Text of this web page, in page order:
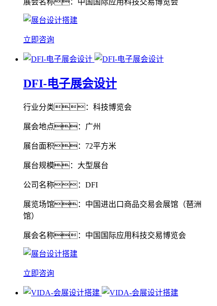
展会名称：中国国际应用科技交易博览会
立即咨询
DFI-电子展会设计
行业分类：科技博览会
展会地点：广州
展台面积：72平方米
展台规模：大型展台
公司名称：DFI
展览场馆：中国进出口商品交易会展馆（琶洲
馆）
展会名称：中国国际应用科技交易博览会
立即咨询